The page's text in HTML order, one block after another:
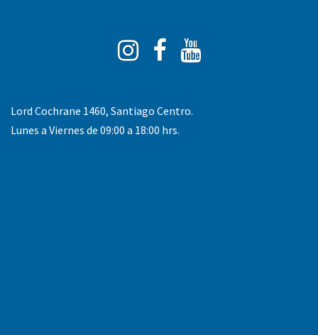
Instagram
Facebook
Tube
Lord Cochrane 1460, Santiago Centro.
Lunes a Viernes de 09:00 a 18:00 hrs.